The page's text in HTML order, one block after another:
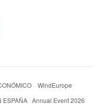
ESPAÑA
WindEurope
Annual Event 2026